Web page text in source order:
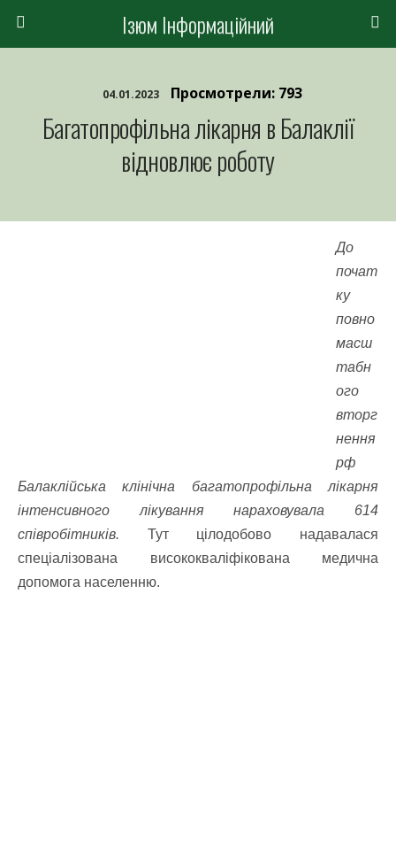
Ізюм Інформаційний
04.01.2023 Просмотрели: 793
Багатопрофільна лікарня в Балаклії
відновлює роботу
До
почат
ку
повно
масш
табн
ого
вторг
нення
рф
Балаклійська клінічна багатопрофільна лікарня
інтенсивного лікування нараховувала 614
співробітників. Тут цілодобово надавалася
спеціалізована висококваліфікована медична
допомога населенню.